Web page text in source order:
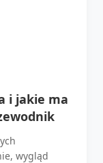
i jakie ma
wygląd